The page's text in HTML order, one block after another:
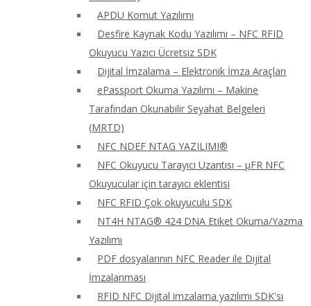
APDU Komut Yazılımı
Desfire Kaynak Kodu Yazılımı – NFC RFID
Okuyucu Yazıcı Ücretsiz SDK
Dijital İmzalama – Elektronik İmza Araçları
ePassport Okuma Yazılımı – Makine
Tarafından Okunabilir Seyahat Belgeleri
(MRTD)
NFC NDEF NTAG YAZILIMI®
NFC Okuyucu Tarayıcı Uzantısı – μFR NFC
Okuyucular için tarayıcı eklentisi
NFC RFID Çok okuyuculu SDK
NT4H NTAG® 424 DNA Etiket Okuma/Yazma
Yazılımı
PDF dosyalarının NFC Reader ile Dijital
İmzalanması
RFID NFC Dijital imzalama yazılımı SDK'sı